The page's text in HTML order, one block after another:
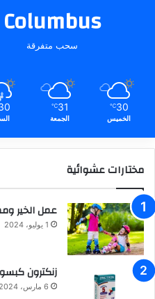
Columbus
سحب متفرقة
30
℃
الخميس
31
℃
الجمعة
مختارات عشوائية
عمل الخير
1 يوليو، 2024
زنكترون
6 مارس، 2024